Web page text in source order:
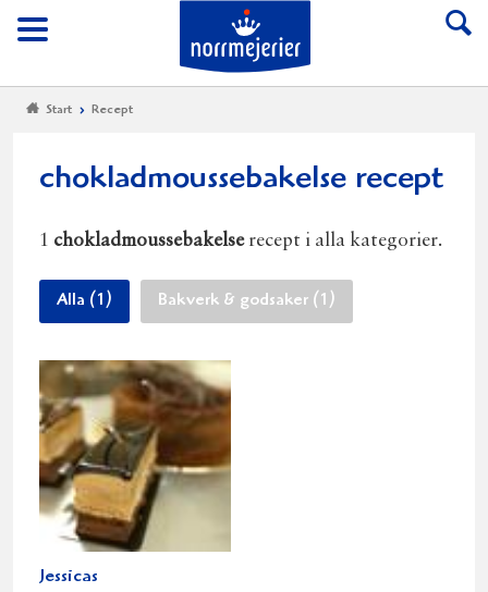
Meny
Till Norrmejerier
Start Recept
chokladmoussebakelse recept
1 chokladmoussebakelserecept i alla kategorier.
Alla (1) Bakverk & godsaker (1)
Jessicas